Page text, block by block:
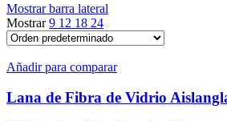
Mostrar barra lateral
Mostrar9 12 18 24
Añadir para comparar
Lana de Fibra de Vidrio